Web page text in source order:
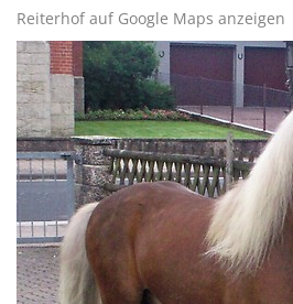
Reiterhof auf Google Maps anzeigen